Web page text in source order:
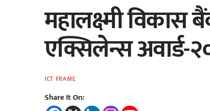
महालक्ष्मी विकास
एक्सिलेन्स अवार्ड-
ICT FRAME
Share It On: